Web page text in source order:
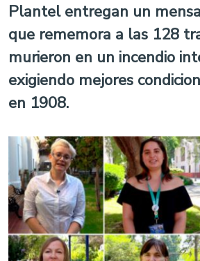
Plantel entregan un
que rememora a las 128
murieron en un incendio
exigiendo mejores
en 1908.